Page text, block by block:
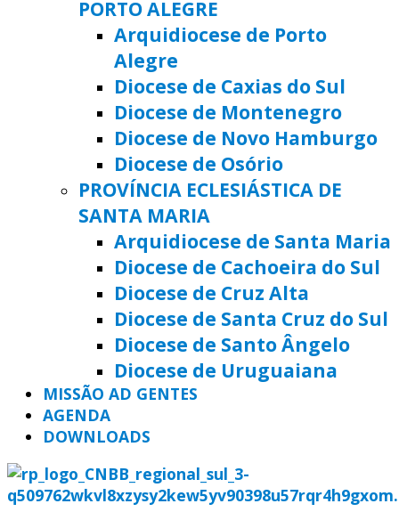
PORTO ALEGRE
Arquidiocese de Porto
Alegre
Diocese de Caxias do Sul
Diocese de Montenegro
Diocese de Novo Hamburgo
Diocese de Osório
PROVÍNCIA ECLESIÁSTICA DE
SANTA MARIA
Arquidiocese de Santa Maria
Diocese de Cachoeira do Sul
Diocese de Cruz Alta
Diocese de Santa Cruz do Sul
Diocese de Santo Ângelo
Diocese de Uruguaiana
MISSÃO AD GENTES
AGENDA
DOWNLOADS